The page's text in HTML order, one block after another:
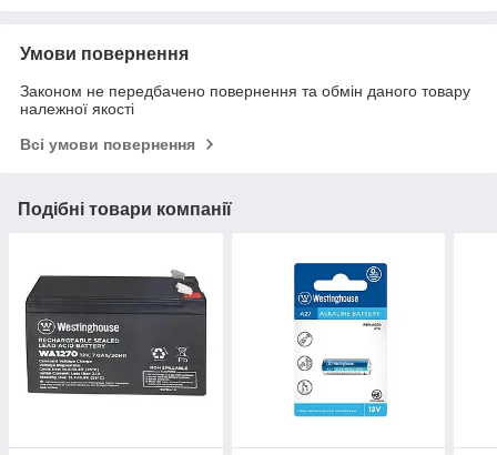
Умови повернення
Законом не передбачено повернення та обмін даного товару
належної якості
Всі умови повернення
Подібні товари компанії